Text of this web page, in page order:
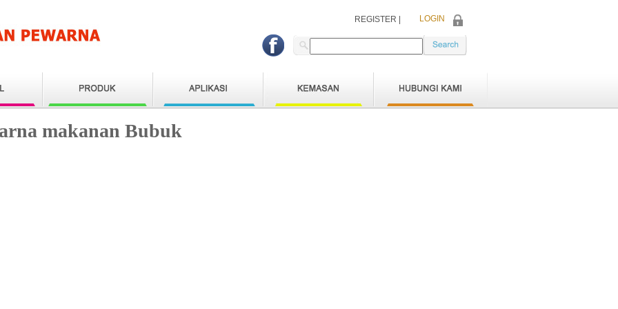
makanan Bubuk
REGISTER | LOGIN